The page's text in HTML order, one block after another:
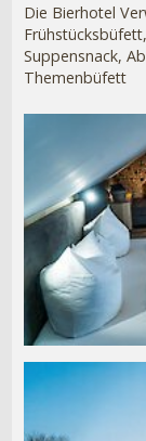
Die Bierhotel
Suppensnack,
Themenbüfett